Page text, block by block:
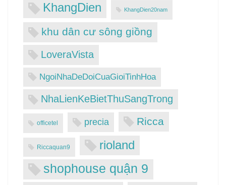
KhangDien KhangDien20nam
khu dân cư sông giồng
LoveraVista
NgoiNhaDeDoiCuaGioiTinhHoa
NhaLienKeBietThuSangTrong
officetel precia Ricca
Riccaquan9
rioland
shophouse quận 9